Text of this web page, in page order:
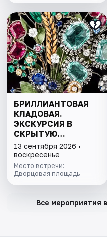
БРИЛЛИАНТОВАЯ
КЛАДОВАЯ.
ЭКСКУРСИЯ В
СКРЫТУЮ
СОКРОВИЩНИЦУ
ЭРМИТАЖА С
БИЛЕТОМ В МУЗЕЙ
13 сентября 2026 •
воскресенье
Место встречи:
Дворцовая площадь
Все мероприятия